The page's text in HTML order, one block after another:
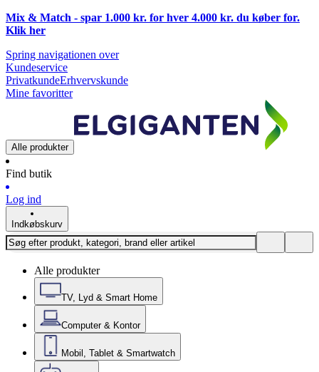
Mix & Match - spar 1.000 kr. for hver 4.000 kr. du køber for.
Klik her
Spring navigationen over
Kundeservice
PrivatkundeErhvervskunde
Mine favoritter
Alle produkter
Find butik
Log ind
Indkøbskurv
Alle produkter
TV, Lyd & Smart Home
Computer & Kontor
Mobil, Tablet & Smartwatch